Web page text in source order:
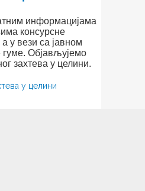
информацијама
консурсне
у вези са јавном
гуме. Објављујемо
захтева у целини.
у целини